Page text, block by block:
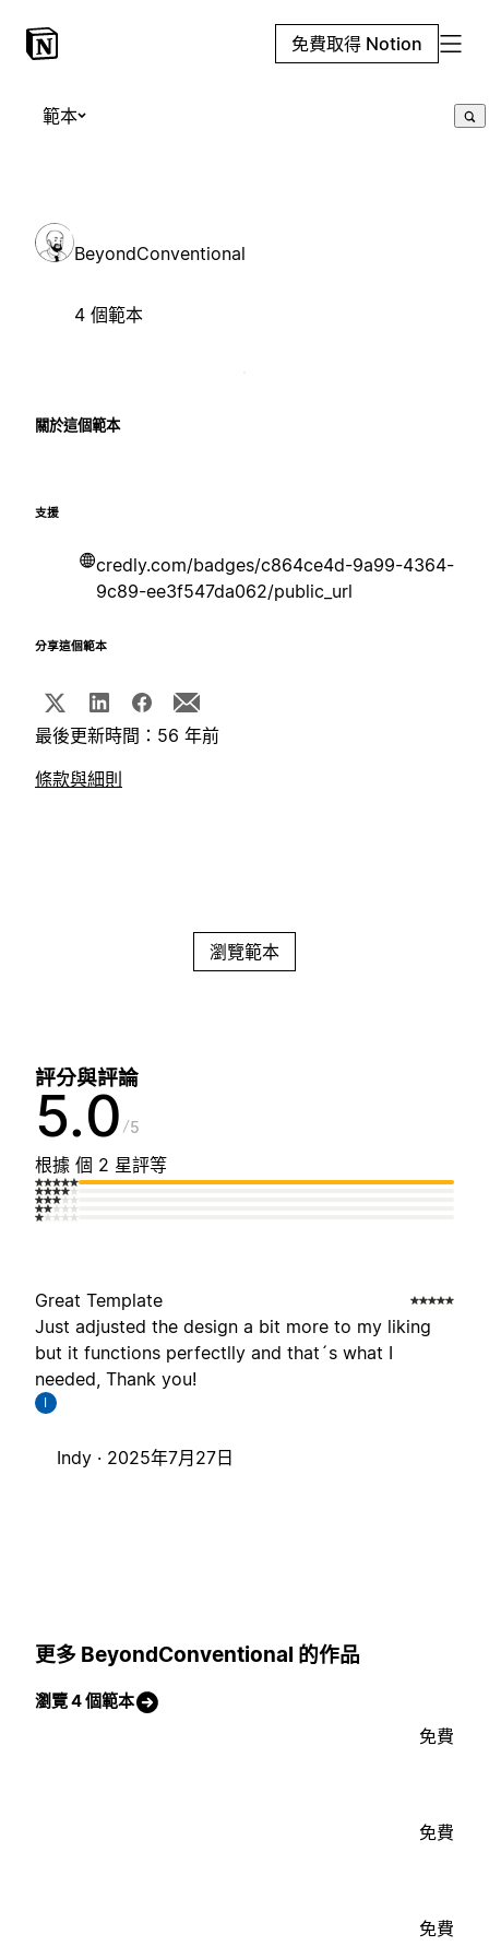
免費取得 Notion
範本
BeyondConventional
4 個範本
關於這個範本
支援
credly.com/badges/c864ce4d-9a99-4364-
9c89-ee3f547da062/public_url
分享這個範本
最後更新時間：56 年前
條款與細則
瀏覽範本
評分與評論
5.0 5
根據 個 2 星評等
Great Template
Just adjusted the design a bit more to my liking
but it functions perfectlly and that´s what I
needed, Thank you!
I
Indy · 2025年7月27日
更多 BeyondConventional 的作品
瀏覽 4 個範本
免費
免費
免費